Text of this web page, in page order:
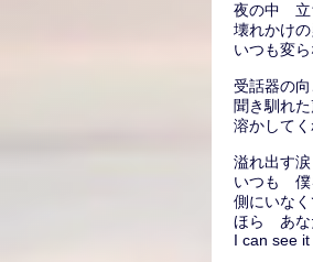
夜の中 立
壊れかけ
いつも変
受話器の
聞き馴れ
溶かして
溢れ出す
いつも 僕
側にいな
ほら あな
I can see